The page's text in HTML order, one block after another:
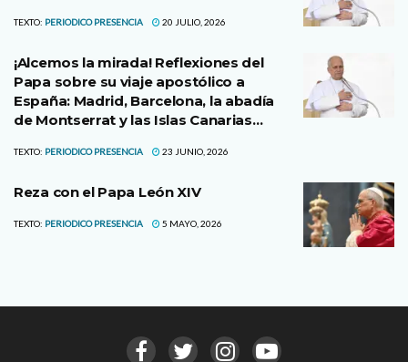
TEXTO: PERIODICO PRESENCIA 20 JULIO, 2026
¡Alcemos la mirada! Reflexiones del
Papa sobre su viaje apostólico a
España: Madrid, Barcelona, la abadía
de Montserrat y las Islas Canarias…
TEXTO: PERIODICO PRESENCIA 23 JUNIO, 2026
Reza con el Papa León XIV
TEXTO: PERIODICO PRESENCIA 5 MAYO, 2026